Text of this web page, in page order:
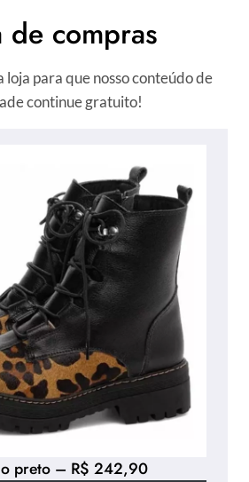
de compras
loja para que nosso conteúdo de
continue gratuito!
preto – R$ 242,90